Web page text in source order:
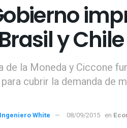
y Chile
de la Moneda y Ciccone
cubrir la demanda de
Ingeniero White 08/09/2015 en